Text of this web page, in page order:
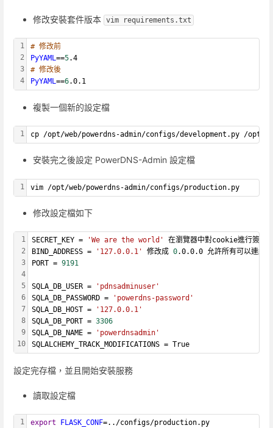
修改安裝套件版本 vim requirements.txt
1
2
3
4
# 修改前
PyYAML==5.4
# 修改後
PyYAML==6.0.1
複製一個新的設定檔
1 cp /opt/web/powerdns-admin/configs/development.py /opt/
安裝完之後設定 PowerDNS-Admin 設定檔
1 vim /opt/web/powerdns-admin/configs/production.py
修改設定檔如下
1
2
3
4
5
6
7
8
9
10
SECRET_KEY = 'We are the world'
在瀏覽器中對cookie進行簽名
BIND_ADDRESS =
'127.0.0.1' 修改成 0.0.0.0 允許所有可以連線
PORT = 9191
SQLA_DB_USER =
'pdnsadminuser'
SQLA_DB_PASSWORD =
'powerdns-password'
SQLA_DB_HOST =
'127.0.0.1'
SQLA_DB_PORT = 3306
SQLA_DB_NAME =
'powerdnsadmin'
SQLALCHEMY_TRACK_MODIFICATIONS = True
設定完存檔，並且開始安裝服務
讀取設定檔
1 export FLASK_CONF=../configs/production.py